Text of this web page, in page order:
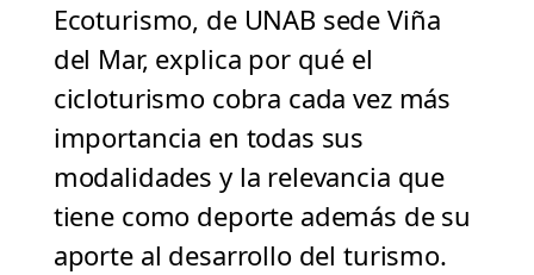
Ecoturismo, de UNAB sede Viña
del Mar, explica por qué el
cicloturismo cobra cada vez más
importancia en todas sus
modalidades y la relevancia que
tiene como deporte además de su
aporte al desarrollo del turismo.